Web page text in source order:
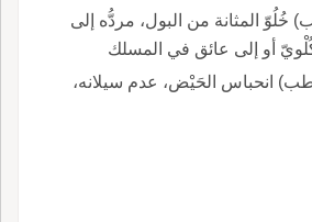
خُلُوّ المثانة من البول، مردُّه إلى
أو إلى عائق في المسلك
انحباس الحَيْض، عدم سيلانه،